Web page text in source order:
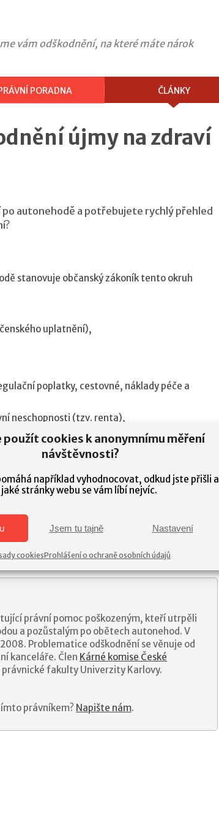
použít cookies k anonymnímu měření
návštěvnosti?
například vyhodnocovat, odkud jste přišli a
jaké stránky webu se vám líbí nejvíc.
Jsem tu tajně Nastavení
cookiesProhlášení o ochraně osobních údajů
vám odškodnění, na které máte nárok
PORADNA ČLÁNKY
újmy na zdraví
autonehodě a potřebujete rychlý přehled
stanovuje občanský zákoník tento okruh
uplatnění),
poplatky, cestovné, náklady péče a
neschopnosti (tzv. renta),
nemůže automaticky požadovat veškeré tyto
a žádat pouze náhrady, které jsou
jednotlivé náhrady újmy na zdraví vzniká v
konzultaci zdarma s právníkem.
právní pomoc poškozeným, kteří utrpěli
a pozůstalým po obětech autonehod. V
Problematice odškodnění se věnuje od
kanceláře. Člen Kárné komise České
právnické fakulty Univerzity Karlovy.
právníkem? Napište nám.